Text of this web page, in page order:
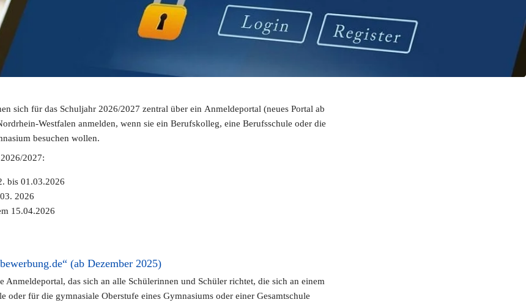
sich für das Schuljahr 2026/2027 zentral über ein Anmeldeportal (neues Portal ab
Westfalen anmelden, wenn sie ein Berufskolleg, eine Berufsschule oder die
besuchen wollen.
2027:
bis 01.03.2026
2026
15.04.2026
(ab Dezember 2025)
Anmeldeportal, das sich an alle Schülerinnen und Schüler richtet, die sich an einem
oder für die gymnasiale Oberstufe eines Gymnasiums oder einer Gesamtschule